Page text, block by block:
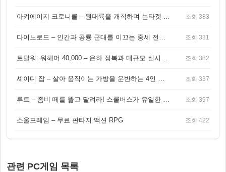
아키에이지 크로니클 – 원대륙을 개척하며 논타겟 전투를 즐기는 오픈월드 MMORPG 조회 383
다이노로드 – 인간과 공룡 군대를 이끄는 중세 전략 액션 RPG 조회 331
토탈워: 워해머 40,000 – 은하 정복과 대규모 실시간 전투가 결합된 전략 게임! 조회 382
셰이디 잡 – 살아 움직이는 가방을 운반하는 4인 협동 물리 어드벤처 게임 조회 337
루트 – 좀비 떼를 뚫고 달려라! 스쿨버스가 유일한 집이 되는 4인 협동 생존 게임 조회 397
소울프레임 – 무료 판타지 액션 RPG 조회 422
관련 PC게임 목록